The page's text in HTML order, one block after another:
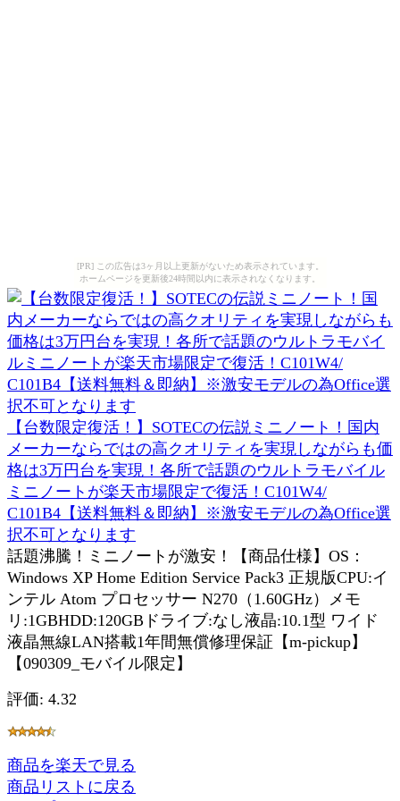
[PR] この広告は3ヶ月以上更新がないため表示されています。
ホームページを更新後24時間以内に表示されなくなります。
【台数限定復活！】SOTECの伝説ミニノート！国内
メーカーならではの高クオリティを実現しながらも価
格は3万円台を実現！各所で話題のウルトラモバイル
ミニノートが楽天市場限定で復活！C101W4/
C101B4【送料無料＆即納】※激安モデルの為Office選
択不可となります
話題沸騰！ミニノートが激安！【商品仕様】OS：
Windows XP Home Edition Service Pack3 正規版CPU:イ
ンテル Atom プロセッサー N270（1.60GHz）メモ
リ:1GBHDD:120GBドライブ:なし液晶:10.1型 ワイド
液晶無線LAN搭載1年間無償修理保証【m-pickup】
【090309_モバイル限定】
評価: 4.32
商品を楽天で見る
商品リストに戻る